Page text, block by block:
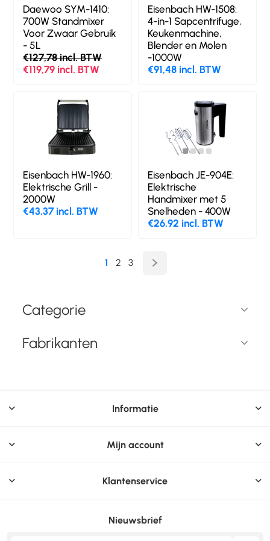
Categorie
Fabrikanten
Daewoo SYM-1410:
700W Standmixer
Voor Zwaar Gebruik
- 5L
€127,78 incl. BTW
€119,79 incl. BTW
Eisenbach HW-1508:
4-in-1 Sapcentrifuge,
Keukenmachine,
Blender en Molen
-1000W
€91,48 incl. BTW
Eisenbach HW-1960:
Elektrische Grill -
2000W
€43,37 incl. BTW
Eisenbach JE-904E:
Elektrische
Handmixer met 5
Snelheden - 400W
€26,92 incl. BTW
1 2 3
Informatie
Mijn account
Klantenservice
Nieuwsbrief